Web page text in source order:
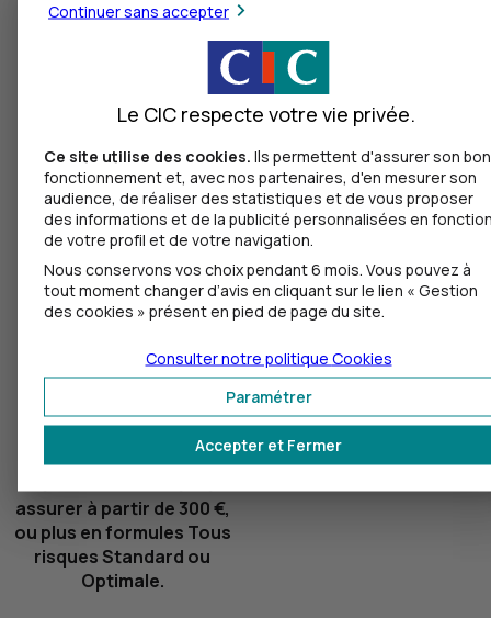
garantie bénéficie aussi
de la prise en charge du
extérieur en formule
Tous risques Optimale.
Équipements hors-série
Prend en charge vos
équipements et
accessoires hors-série
(jantes aluminium,
peinture) et des
éléments d’amélioration
sécurité) fixés au
garantie vous permet de
assurer à partir de 300 €,
ou plus en formules Tous
risques Standard ou
Optimale.
–non
inclus inclus inclus
Continuer sans accepter
Le CIC respecte votre vie privée.
Ce site utilise des cookies. Ils permettent d'assurer son bon
fonctionnement et, avec nos partenaires, d'en mesurer son
audience, de réaliser des statistiques et de vous proposer
des informations et de la publicité personnalisées en
de votre profil et de votre navigation.
Nous conservons vos choix pendant 6 mois. Vous pouvez à
tout moment changer d’avis en cliquant sur le lien « Gestion
des cookies » présent en pied de page du site.
Accepter et Fermer
Paramétrer
Consulter notre politique Cookies